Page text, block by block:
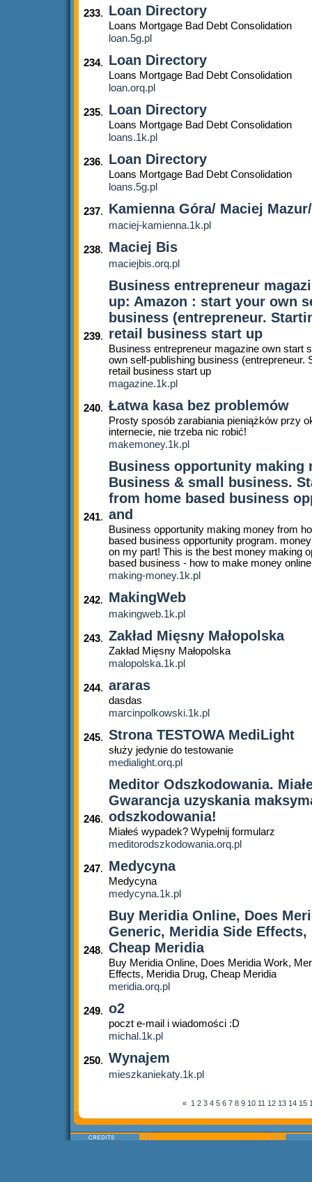
233. Loan Directory
Loans Mortgage Bad Debt Consolidation
loan.5g.pl
234. Loan Directory
Loans Mortgage Bad Debt Consolidation
loan.orq.pl
235. Loan Directory
Loans Mortgage Bad Debt Consolidation
loans.1k.pl
236. Loan Directory
Loans Mortgage Bad Debt Consolidation
loans.5g.pl
237. Kamienna Góra/ Maciej
maciej-kamienna.1k.pl
238. Maciej Bis
maciejbis.orq.pl
239.
Business entrepreneur
up: Amazon : start your own
business (entrepreneur.
retail business start up
Business entrepreneur magazine own start
own self-publishing business (entrepreneur.
retail business start up
magazine.1k.pl
240. Łatwa kasa bez problemów
Prosty sposób zarabiania pieniążków przy
internecie, nie trzeba nic robić!
makemoney.1k.pl
241.
Business opportunity making
Business & small business.
from home based business
and
Business opportunity making money from
based business opportunity program.
on my part! This is the best money making
based business - how to make money
making-money.1k.pl
242. MakingWeb
makingweb.1k.pl
243. Zakład Mięsny Małopolska
Zakład Mięsny Małopolska
malopolska.1k.pl
244. araras
dasdas
marcinpolkowski.1k.pl
245. Strona TESTOWA MediLight
służy jedynie do testowanie
medialight.orq.pl
246.
Meditor Odszkodowania.
Gwarancja uzyskania
odszkodowania!
Miałeś wypadek? Wypełnij formularz
meditorodszkodowania.orq.pl
247. Medycyna
Medycyna
medycyna.1k.pl
248.
Buy Meridia Online, Does
Generic, Meridia Side Effects,
Cheap Meridia
Buy Meridia Online, Does Meridia Work,
Effects, Meridia Drug, Cheap Meridia
meridia.orq.pl
249. o2
poczt e-mail i wiadomości :D
michal.1k.pl
250. Wynajem
mieszkaniekaty.1k.pl
« 1 2 3 4 5 6 7 8 9 10 11 12 13 14 15